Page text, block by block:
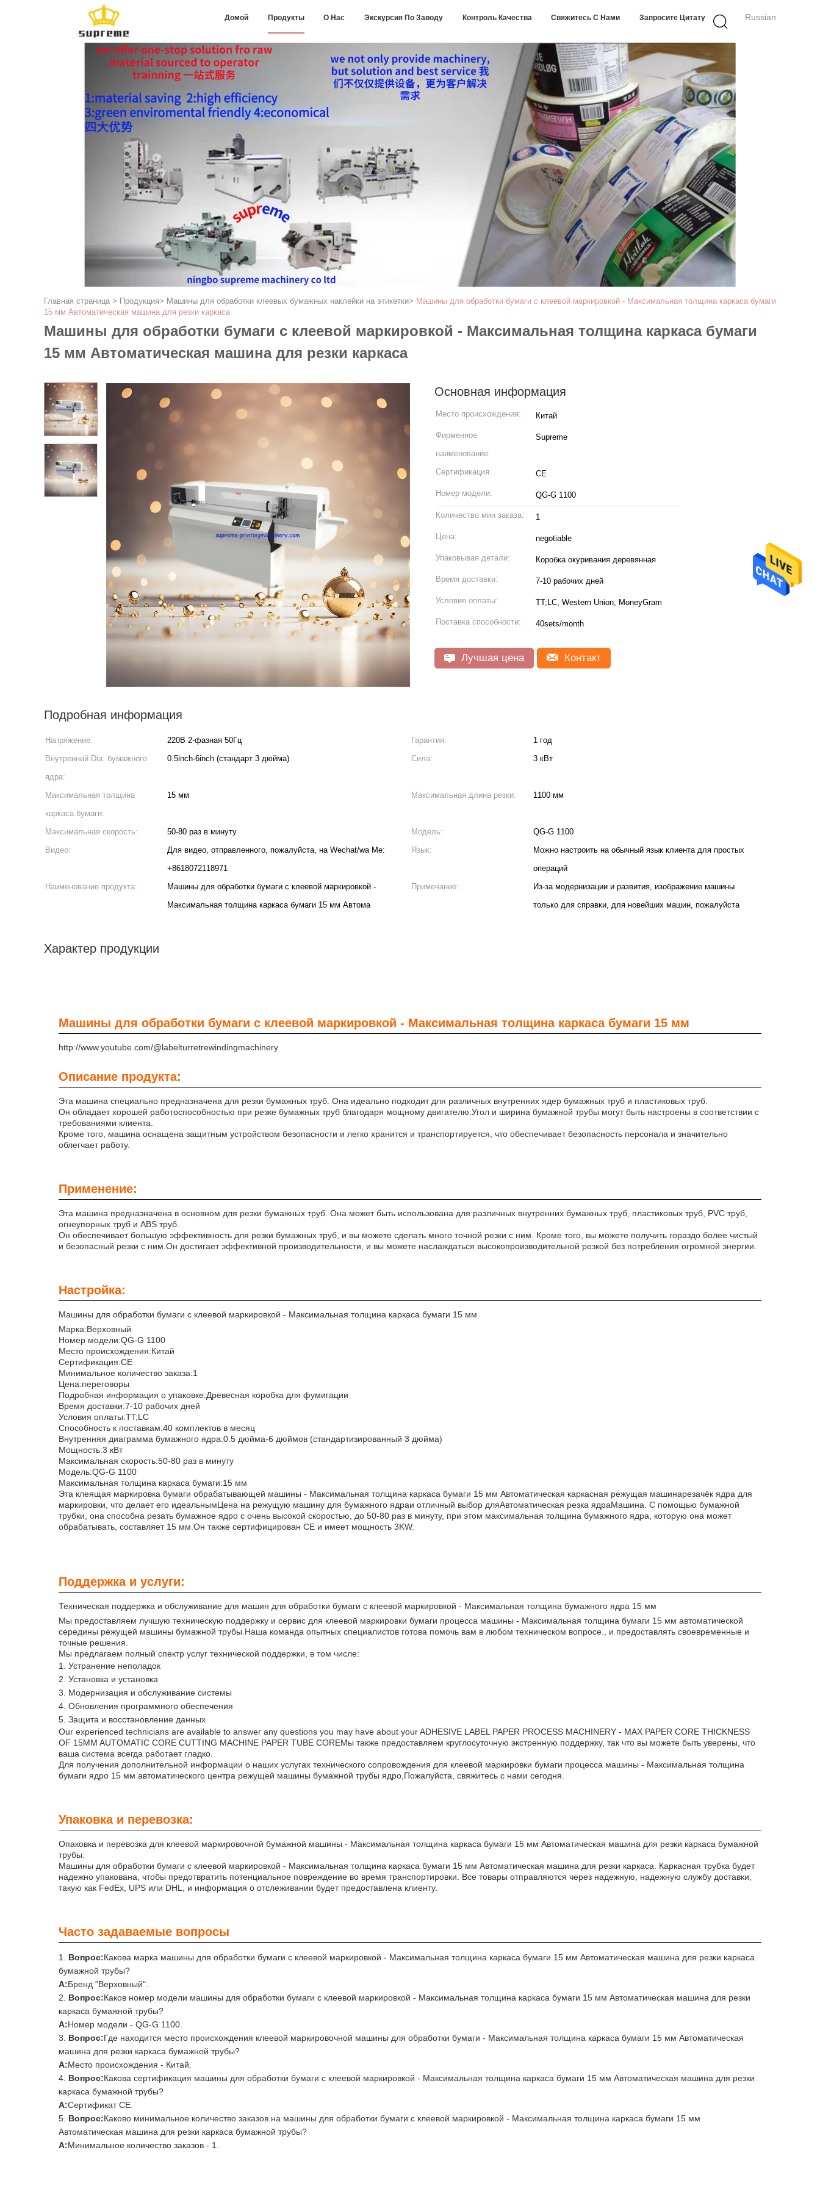
Russian
Домой Продукты О Нас Экскурсия По Заводу Контроль Качества Свяжитесь С Нами Запросите Цитату
Главная страница > Продукция> Машины для обработки клеевых бумажных наклейки на этикетки> Машины для обработки бумаги с клеевой маркировкой - Максимальная толщина каркаса бумаги
15 мм Автоматическая машина для резки каркаса
Машины для обработки бумаги с клеевой маркировкой - Максимальная толщина каркаса бумаги
15 мм Автоматическая машина для резки каркаса
Основная информация
Место происхождения: Китай
Фирменное
наименование:
Supreme
Сертификация: CE
Номер модели: QG-G 1100
Количество мин заказа: 1
Цена: negotiable
Упаковывая детали: Коробка окуривания деревянная
Время доставки: 7-10 рабочих дней
Условия оплаты: TT;LC, Western Union, MoneyGram
Поставка способности: 40sets/month
Лучшая цена Контакт
Подробная информация
Напряжение: 220В 2-фазная 50Гц Гарантия:
1 год
Внутренний Dia. бумажного
ядра:
0.5inch-6inch (стандарт 3 дюйма) Сила: 3 кВт
Максимальная толщина
каркаса бумаги:
15 мм Максимальная длина резки: 1100 мм
Максимальная скорость: 50-80 раз в минуту Модель:
QG-G 1100
Видео:
Для видео, отправленного, пожалуйста, на Wechat/wa Me:
+8618072118971
Язык:
Можно настроить на обычный язык клиента для простых
операций
Наименование продукта:
Машины для обработки бумаги с клеевой маркировкой -
Максимальная толщина каркаса бумаги 15 мм Автома
Примечание:
Из-за модернизации и развития, изображение машины
только для справки, для новейших машин, пожалуйста
Характер продукции
Машины для обработки бумаги с клеевой маркировкой - Максимальная толщина каркаса бумаги 15 мм
http://www.youtube.com/@labelturretrewindingmachinery
Описание продукта:
Эта машина специально предназначена для резки бумажных труб. Она идеально подходит для различных внутренних ядер бумажных труб и пластиковых труб.
Он обладает хорошей работоспособностью при резке бумажных труб благодаря мощному двигателю.Угол и ширина бумажной трубы могут быть настроены в соответствии с
требованиями клиента.
Кроме того, машина оснащена защитным устройством безопасности и легко хранится и транспортируется, что обеспечивает безопасность персонала и значительно
облегчает работу.
Применение:
Эта машина предназначена в основном для резки бумажных труб. Она может быть использована для различных внутренних бумажных труб, пластиковых труб, PVC труб,
огнеупорных труб и ABS труб.
Он обеспечивает большую эффективность для резки бумажных труб, и вы можете сделать много точной резки с ним. Кроме того, вы можете получить гораздо более чистый
и безопасный резки с ним.Он достигает эффективной производительности, и вы можете наслаждаться высокопроизводительной резкой без потребления огромной энергии.
Настройка:
Машины для обработки бумаги с клеевой маркировкой - Максимальная толщина каркаса бумаги 15 мм
Марка:Верховный
Номер модели:QG-G 1100
Место происхождения:Китай
Сертификация:CE
Минимальное количество заказа:1
Цена:переговоры
Подробная информация о упаковке:Древесная коробка для фумигации
Время доставки:7-10 рабочих дней
Условия оплаты:TT;LC
Способность к поставкам:40 комплектов в месяц
Внутренняя диаграмма бумажного ядра:0.5 дюйма-6 дюймов (стандартизированный 3 дюйма)
Мощность:3 кВт
Максимальная скорость:50-80 раз в минуту
Модель:QG-G 1100
Максимальная толщина каркаса бумаги:15 мм
Эта клеящая маркировка бумаги обрабатывающей машины - Максимальная толщина каркаса бумаги 15 мм Автоматическая каркасная режущая машинарезачёк ядра для
маркировки , что делает его идеальнымЦена на режущую машину для бумажного ядраи отличный выбор дляАвтоматическая резка ядраМашина. С помощью бумажной
трубки, она способна резать бумажное ядро с очень высокой скоростью, до 50-80 раз в минуту, при этом максимальная толщина бумажного ядра, которую она может
обрабатывать, составляет 15 мм.Он также сертифицирован CE и имеет мощность 3KW.
Поддержка и услуги:
Техническая поддержка и обслуживание для машин для обработки бумаги с клеевой маркировкой - Максимальная толщина бумажного ядра 15 мм
Мы предоставляем лучшую техническую поддержку и сервис для клеевой маркировки бумаги процесса машины - Максимальная толщина бумаги 15 мм автоматической
середины режущей машины бумажной трубы.Наша команда опытных специалистов готова помочь вам в любом техническом вопросе., и предоставлять своевременные и
точные решения.
Мы предлагаем полный спектр услуг технической поддержки, в том числе:
Устранение неполадок
Установка и установка
Модернизация и обслуживание системы
Обновления программного обеспечения
Защита и восстановление данных
Our experienced technicians are available to answer any questions you may have about your ADHESIVE LABEL PAPER PROCESS MACHINERY - MAX PAPER CORE THICKNESS
OF 15MM AUTOMATIC CORE CUTTING MACHINE PAPER TUBE COREМы также предоставляем круглосуточную экстренную поддержку, так что вы можете быть уверены, что
ваша система всегда работает гладко.
Для получения дополнительной информации о наших услугах технического сопровождения для клеевой маркировки бумаги процесса машины - Максимальная толщина
бумаги ядро 15 мм автоматического центра режущей машины бумажной трубы ядро,Пожалуйста, свяжитесь с нами сегодня.
Упаковка и перевозка:
Опаковка и перевозка для клеевой маркировочной бумажной машины - Максимальная толщина каркаса бумаги 15 мм Автоматическая машина для резки каркаса бумажной
трубы:
Машины для обработки бумаги с клеевой маркировкой - Максимальная толщина каркаса бумаги 15 мм Автоматическая машина для резки каркаса. Каркасная трубка будет
надежно упакована, чтобы предотвратить потенциальное повреждение во время транспортировки. Все товары отправляются через надежную, надежную службу доставки,
такую как FedEx, UPS или DHL, и информация о отслеживании будет предоставлена клиенту.
Часто задаваемые вопросы
Вопрос:Какова марка машины для обработки бумаги с клеевой маркировкой - Максимальная толщина каркаса бумаги 15 мм Автоматическая машина для резки каркаса
бумажной трубы?
А:Бренд "Верховный".
Вопрос:Каков номер модели машины для обработки бумаги с клеевой маркировкой - Максимальная толщина каркаса бумаги 15 мм Автоматическая машина для резки
каркаса бумажной трубы?
А:Номер модели - QG-G 1100.
Вопрос:Где находится место происхождения клеевой маркировочной машины для обработки бумаги - Максимальная толщина каркаса бумаги 15 мм Автоматическая
машина для резки каркаса бумажной трубы?
А:Место происхождения - Китай.
Вопрос:Какова сертификация машины для обработки бумаги с клеевой маркировкой - Максимальная толщина каркаса бумаги 15 мм Автоматическая машина для резки
каркаса бумажной трубы?
А:Сертификат CE.
Вопрос:Каково минимальное количество заказов на машины для обработки бумаги с клеевой маркировкой - Максимальная толщина каркаса бумаги 15 мм
Автоматическая машина для резки каркаса бумажной трубы?
А:Минимальное количество заказов - 1.